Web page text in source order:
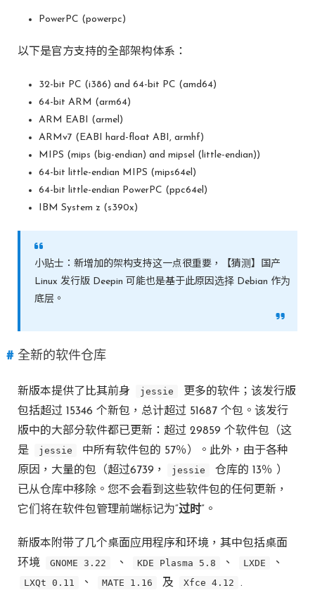
PowerPC (powerpc)
以下是官方支持的全部架构体系：
32-bit PC (i386) and 64-bit PC (amd64)
64-bit ARM (arm64)
ARM EABI (armel)
ARMv7 (EABI hard-float ABI, armhf)
MIPS (mips (big-endian) and mipsel (little-endian))
64-bit little-endian MIPS (mips64el)
64-bit little-endian PowerPC (ppc64el)
IBM System z (s390x)
小贴士：新增加的架构支持这一点很重要，【猜测】国产
Linux 发行版 Deepin 可能也是基于此原因选择 Debian 作为
底层。
全新的软件仓库
新版本提供了比其前身 jessie
更多的软件；该发行版
包括超过 15346 个新包，总计超过 51687 个包。该发行
版中的大部分软件都已更新：超过 29859 个软件包（这
是
jessie
中所有软件包的 57％）。此外，由于各种
原因，大量的包（超过6739，
jessie
仓库的 13％ ）
已从仓库中移除。您不会看到这些软件包的任何更新，
它们将在软件包管理前端标记为“过时”。
新版本附带了几个桌面应用程序和环境，其中包括桌面
环境
GNOME 3.22 、 KDE Plasma 5.8 、 LXDE 、
LXQt 0.11 、 MATE 1.16 及 Xfce 4.12 .